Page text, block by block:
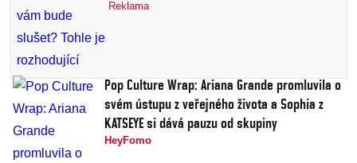
Reklama
Pop Culture Wrap: Ariana Grande promluvila o
svém ústupu z veřejného života a Sophia z
KATSEYE si dává pauzu od skupiny
HeyFomo